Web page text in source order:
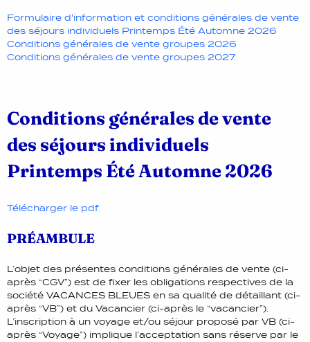
Formulaire d'information et conditions générales de vente
des séjours individuels Printemps Été Automne 2026
Conditions générales de vente groupes 2026
Conditions générales de vente groupes 2027
Conditions générales de vente
des séjours individuels
Printemps Été Automne 2026
Télécharger le pdf
PRÉAMBULE
L’objet des présentes conditions générales de vente (ci-
après “CGV”) est de fixer les obligations respectives de la
société VACANCES BLEUES en sa qualité de détaillant (ci-
après “VB”) et du Vacancier (ci-après le “vacancier”).
L’inscription à un voyage et/ou séjour proposé par VB (ci-
après “Voyage”) implique l’acceptation sans réserve par le